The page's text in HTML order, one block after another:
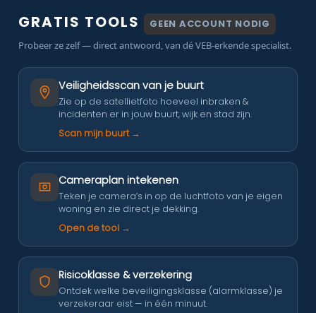
GRATIS TOOLS GEEN ACCOUNT NODIG
Probeer ze zelf — direct antwoord, van dé VEB-erkende specialist.
Veiligheidsscan van je buurt
Zie op de satellietfoto hoeveel inbraken &
incidenten er in jouw buurt, wijk en stad zijn.
Scan mijn buurt →
Cameraplan intekenen
Teken je camera’s in op de luchtfoto van je eigen
woning en zie direct je dekking.
Open de tool →
Risicoklasse & verzekering
Ontdek welke beveiligingsklasse (alarmklasse) je
verzekeraar eist — in één minuut.